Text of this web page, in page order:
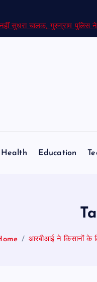
सुधरा चालक, गुरुग्राम पुलिस
Health Education
आरबीआई ने किसानों के